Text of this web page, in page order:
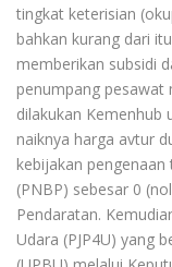
tingkat keterisian
bahkan kurang dari
memberikan subsidi
penumpang pesawat
dilakukan Kemenhub
naiknya harga avtur
kebijakan
(PNBP) sebesar 0
Pendaratan.
Udara (PJP4U) yang